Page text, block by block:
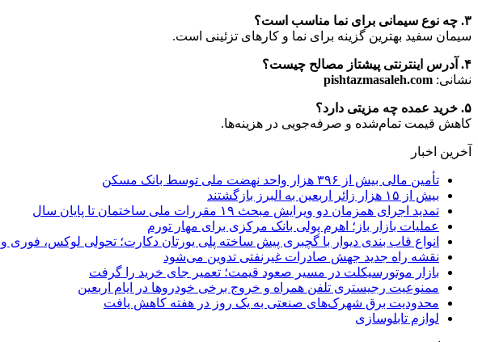
۳. چه نوع سیمانی برای نما مناسب است؟
سیمان سفید بهترین گزینه برای نما و کارهای تزئینی است.
۴. آدرس اینترنتی پیشتاز مصالح چیست؟
نشانی: pishtazmasaleh.com
۵. خرید عمده چه مزیتی دارد؟
کاهش قیمت تمام‌شده و صرفه‌جویی در هزینه‌ها.
آخرین اخبار
تأمین مالی بیش از ۳۹۶ هزار واحد نهضت ملی توسط بانک مسکن
بیش از ۱۵ هزار زائر اربعین به البرز بازگشتند
تمدید اجرای همزمان دو ویرایش مبحث ۱۹ مقررات ملی ساختمان تا پایان سال
عملیات بازار باز؛ اهرم پولی بانک مرکزی برای مهار تورم
انواع قاب بندی دیوار با گچبری پیش ساخته پلی یورتان دکارت؛ تحولی لوکس،
نقشه راه جدید جهش صادرات غیرنفتی تدوین می‌شود
بازار موتورسیکلت در مسیر صعود قیمت؛ تعمیر جای خرید را گرفت
ممنوعیت رجیستری تلفن همراه و خروج برخی خودروها در ایام اربعین
محدودیت برق شهرک‌های صنعتی به یک روز در هفته کاهش یافت
لوازم تابلوسازی